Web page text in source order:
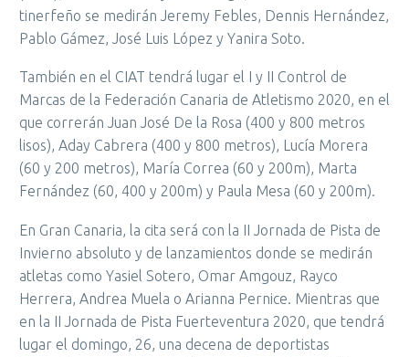
tinerfeño se medirán Jeremy Febles, Dennis Hernández,
Pablo Gámez, José Luis López y Yanira Soto.
También en el CIAT tendrá lugar el I y II Control de
Marcas de la Federación Canaria de Atletismo 2020, en el
que correrán Juan José De la Rosa (400 y 800 metros
lisos), Aday Cabrera (400 y 800 metros), Lucía Morera
(60 y 200 metros), María Correa (60 y 200m), Marta
Fernández (60, 400 y 200m) y Paula Mesa (60 y 200m).
En Gran Canaria, la cita será con la II Jornada de Pista de
Invierno absoluto y de lanzamientos donde se medirán
atletas como Yasiel Sotero, Omar Amgouz, Rayco
Herrera, Andrea Muela o Arianna Pernice. Mientras que
en la II Jornada de Pista Fuerteventura 2020, que tendrá
lugar el domingo, 26, una decena de deportistas